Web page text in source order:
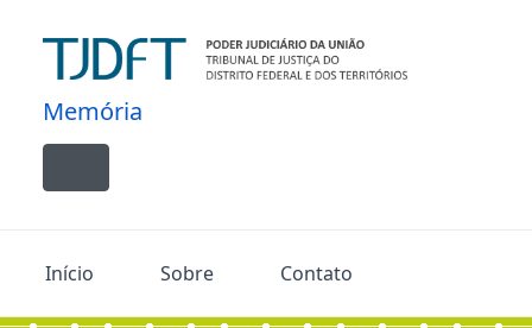
Memória
Toggle navigation
Início Sobre Contato